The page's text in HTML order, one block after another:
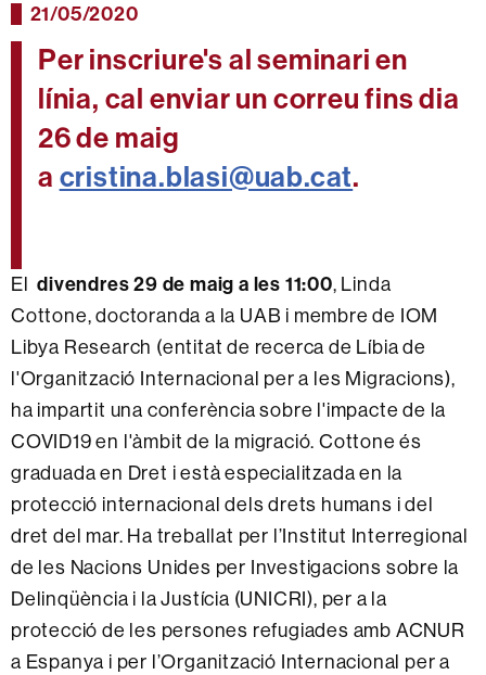
21/05/2020
Per inscriure's al seminari en
línia, cal enviar un correu fins dia
26 de maig
a cristina.blasi@uab.cat.
Eldivendres 29 de maig a les 11:00, Linda
Cottone, doctoranda a la UAB i membre de IOM
Libya Research (entitat de recerca de Líbia de
l'Organització Internacional per a les Migracions),
ha impartit una conferència sobre l'impacte de la
COVID19 en l'àmbit de la migració. Cottone és
graduada en Dret i està especialitzada en la
protecció internacional dels drets humans i del
dret del mar. Ha treballat per l’Institut Interregional
de les Nacions Unides per Investigacions sobre la
Delinqüència i la Justícia (UNICRI), per a la
protecció de les persones refugiades amb ACNUR
a Espanya i per l’Organització Internacional per a